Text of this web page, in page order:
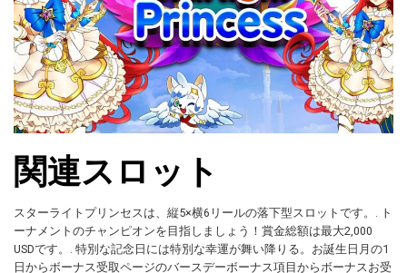
関連スロット
スターライトプリンセスは、縦5×横6リールの落下型スロットです。. ト
ーナメントのチャンピオンを目指しましょう！賞金総額は最大2,000
USDです。. 特別な記念日には特別な幸運が舞い降りる。お誕生日月の1
日からボーナス受取ページのバースデーボーナス項目からボーナスお受